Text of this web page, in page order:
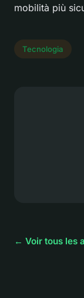
mobilità più
Tecnologia
← Voir tous les